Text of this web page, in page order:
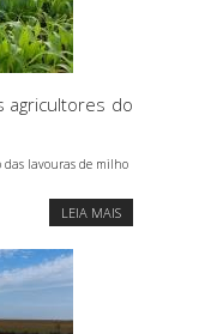
agricultores do
das lavouras de milho
LEIA MAIS